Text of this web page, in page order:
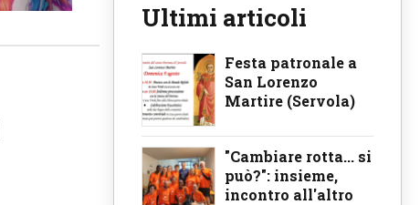
Ultimi articoli
Festa patronale a
San Lorenzo
Martire (Servola)
"Cambiare rotta... si
può?": insieme,
incontro all'altro